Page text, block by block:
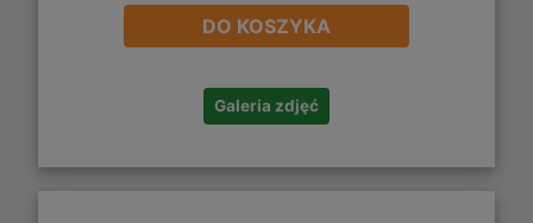
DO KOSZYKA
Galeria zdjęć